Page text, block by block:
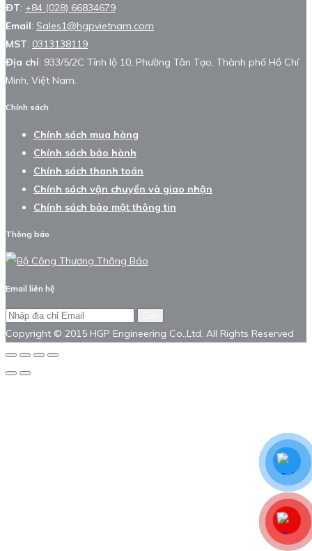
ĐT: +84 (028) 66834679
Email: Sales1@hgpvietnam.com
MST: 0313138119
Địa chỉ: 933/5/2C Tỉnh lộ 10, Phường Tân Tạo, Thành phố Hồ Chí
Minh, Việt Nam.
Chính sách
Chính sách mua hàng
Chính sách bảo hành
Chính sách thanh toán
Chính sách vận chuyển và giao nhận
Chính sách bảo mật thông tin
Thông báo
Email liên hệ
Copyright © 2015 HGP Engineering Co.,Ltd. All Rights Reserved